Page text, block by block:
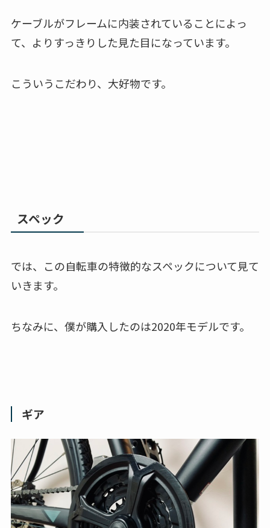
ケーブルがフレームに内装されていることによっ
て、よりすっきりした見た目になっています。
こういうこだわり、大好物です。
スペック
では、この自転車の特徴的なスペックについて見て
いきます。
ちなみに、僕が購入したのは2020年モデルです。
ギア